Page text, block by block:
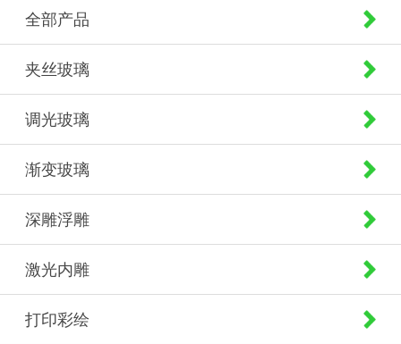
全部产品
夹丝玻璃
调光玻璃
渐变玻璃
深雕浮雕
激光内雕
打印彩绘